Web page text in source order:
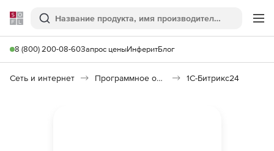
Softline
Поиск
8 (800) 200-08-60Запрос ценыИнферитБлог
Сеть и интернет Программное обеспечение для создания сайтов 1С-Битрикс24